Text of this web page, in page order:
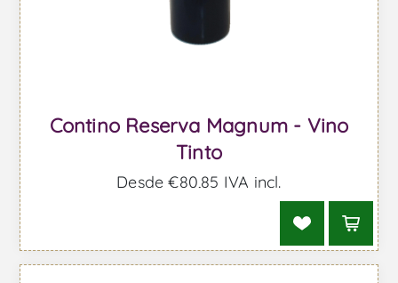
Contino Reserva Magnum - Vino
Tinto
Desde €80,85 IVA incl.